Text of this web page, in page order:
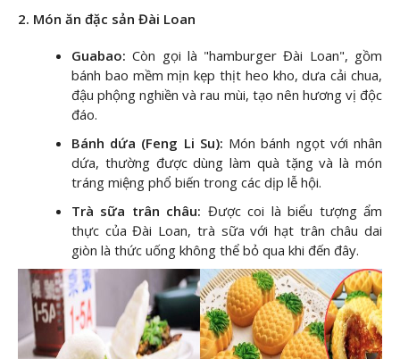
2. Món ăn đặc sản Đài Loan
Guabao: Còn gọi là "hamburger Đài Loan", gồm
bánh bao mềm mịn kẹp thịt heo kho, dưa cải chua,
đậu phộng nghiền và rau mùi, tạo nên hương vị độc
đáo.
Bánh dứa (Feng Li Su): Món bánh ngọt với nhân
dứa, thường được dùng làm quà tặng và là món
tráng miệng phổ biến trong các dịp lễ hội.
Trà sữa trân châu: Được coi là biểu tượng ẩm
thực của Đài Loan, trà sữa với hạt trân châu dai
giòn là thức uống không thể bỏ qua khi đến đây.